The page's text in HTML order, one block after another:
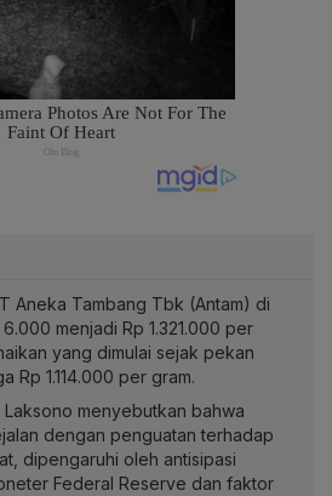
Aneka Tambang Tbk (Antam) di
menjadi Rp 1.321.000 per
yang dimulai sejak pekan
Rp 1.114.000 per gram.
Laksono menyebutkan bahwa
dengan penguatan terhadap
dipengaruhi oleh antisipasi
Federal Reserve dan faktor